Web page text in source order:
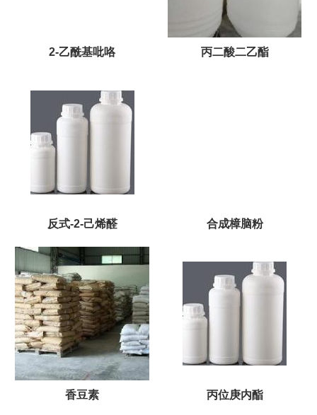
2-乙酰基吡咯 丙二酸二乙酯
反式-2-己烯醛 合成樟脑粉
香豆素 丙位庚内酯